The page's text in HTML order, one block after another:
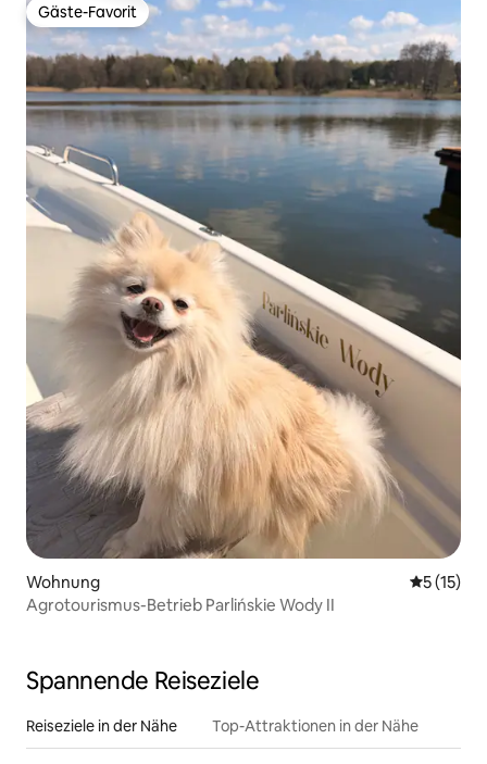
Gäste-Favorit
Gäste-Favorit
Wohnung
5 (15)
Agrotourismus-Betrieb Parlińskie Wody II
Spannende Reiseziele
Reiseziele in der Nähe Top-Attraktionen in der Nähe